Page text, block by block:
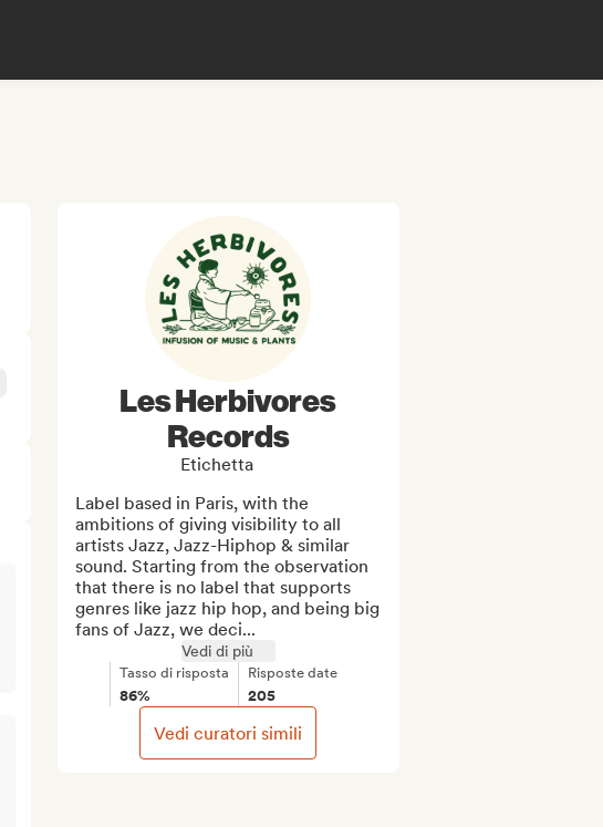
Les Herbivores
Records
Etichetta
Label based in Paris, with the
ambitions of giving visibility to all
artists Jazz, Jazz-Hiphop & similar
sound. Starting from the observation
that there is no label that supports
genres like jazz hip hop, and being big
fans of Jazz, we deci...
Vedi di più
Tasso di risposta
86%
Risposte date
205
Vedi curatori simili